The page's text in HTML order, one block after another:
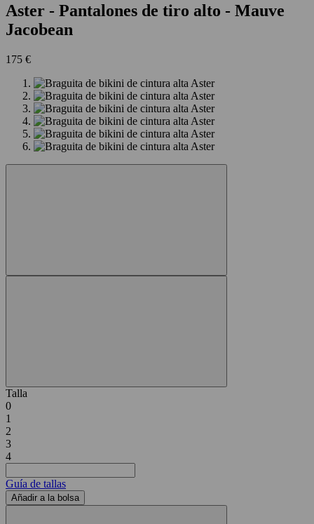
Aster - Pantalones de tiro alto - Mauve
Jacobean
175 €
Talla
0
1
2
3
4
Guía de tallas
Añadir a la bolsa